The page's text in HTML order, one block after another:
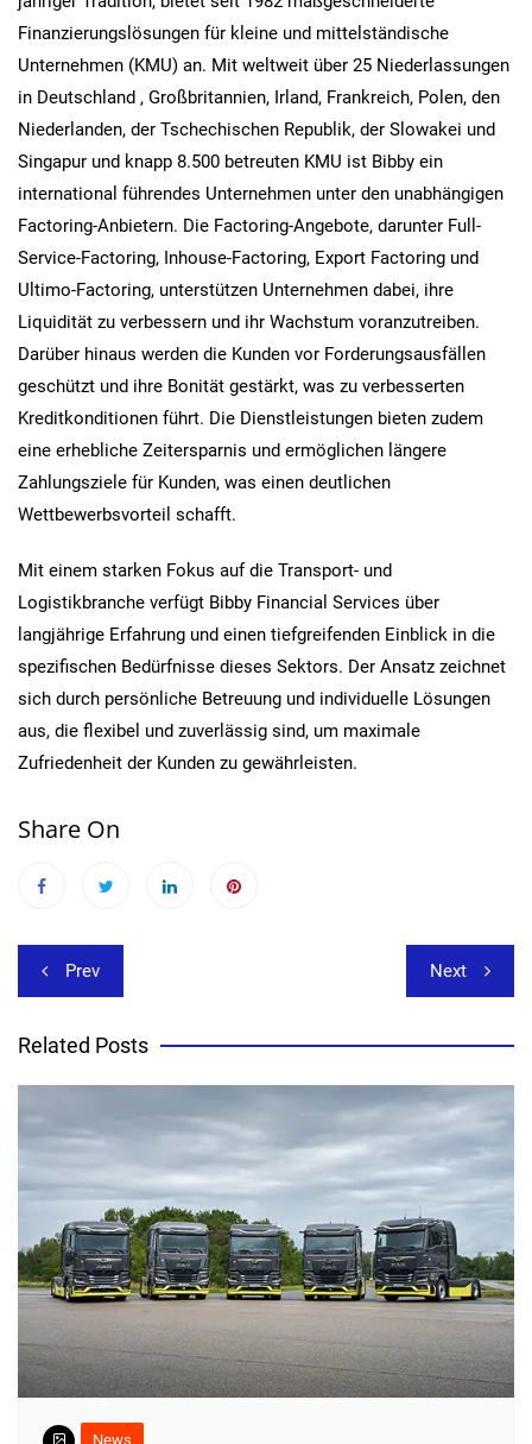
Finanzierungslösungen für kleine und mittelständische
Unternehmen (KMU) an. Mit weltweit über 25 Niederlassungen
in Deutschland , Großbritannien, Irland, Frankreich, Polen, den
Niederlanden, der Tschechischen Republik, der Slowakei und
Singapur und knapp 8.500 betreuten KMU ist Bibby ein
international führendes Unternehmen unter den unabhängigen
Factoring-Anbietern. Die Factoring-Angebote, darunter Full-
Service-Factoring, Inhouse-Factoring, Export Factoring und
Ultimo-Factoring, unterstützen Unternehmen dabei, ihre
Liquidität zu verbessern und ihr Wachstum voranzutreiben.
Darüber hinaus werden die Kunden vor Forderungsausfällen
geschützt und ihre Bonität gestärkt, was zu verbesserten
Kreditkonditionen führt. Die Dienstleistungen bieten zudem
eine erhebliche Zeitersparnis und ermöglichen längere
Zahlungsziele für Kunden, was einen deutlichen
Wettbewerbsvorteil schafft.
Mit einem starken Fokus auf die Transport- und
Logistikbranche verfügt Bibby Financial Services über
langjährige Erfahrung und einen tiefgreifenden Einblick in die
spezifischen Bedürfnisse dieses Sektors. Der Ansatz zeichnet
sich durch persönliche Betreuung und individuelle Lösungen
aus, die flexibel und zuverlässig sind, um maximale
Zufriedenheit der Kunden zu gewährleisten.
Share On
Beitragsnavigation
Prev Next
Related Posts
News